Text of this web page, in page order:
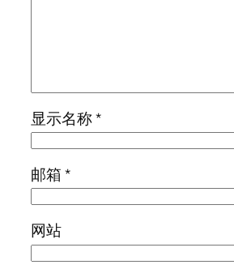
显示名称*
邮箱*
网站